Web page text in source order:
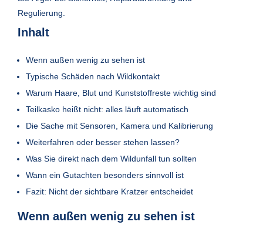
Regulierung.
Inhalt
Wenn außen wenig zu sehen ist
Typische Schäden nach Wildkontakt
Warum Haare, Blut und Kunststoffreste wichtig sind
Teilkasko heißt nicht: alles läuft automatisch
Die Sache mit Sensoren, Kamera und Kalibrierung
Weiterfahren oder besser stehen lassen?
Was Sie direkt nach dem Wildunfall tun sollten
Wann ein Gutachten besonders sinnvoll ist
Fazit: Nicht der sichtbare Kratzer entscheidet
Wenn außen wenig zu sehen ist